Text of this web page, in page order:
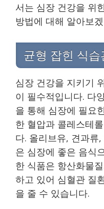
서는 심장 건강을 위
방법에 대해 알아보
균형 잡힌 식습
심장 건강을 지키기
이 필수적입니다. 다
을 통해 심장에 필요
한 혈압과 콜레스테
다. 올리브유, 견과류
은 심장에 좋은 음식
한 식품은 항산화물
하고 있어 심혈관 질
을 줄 수 있습니다.